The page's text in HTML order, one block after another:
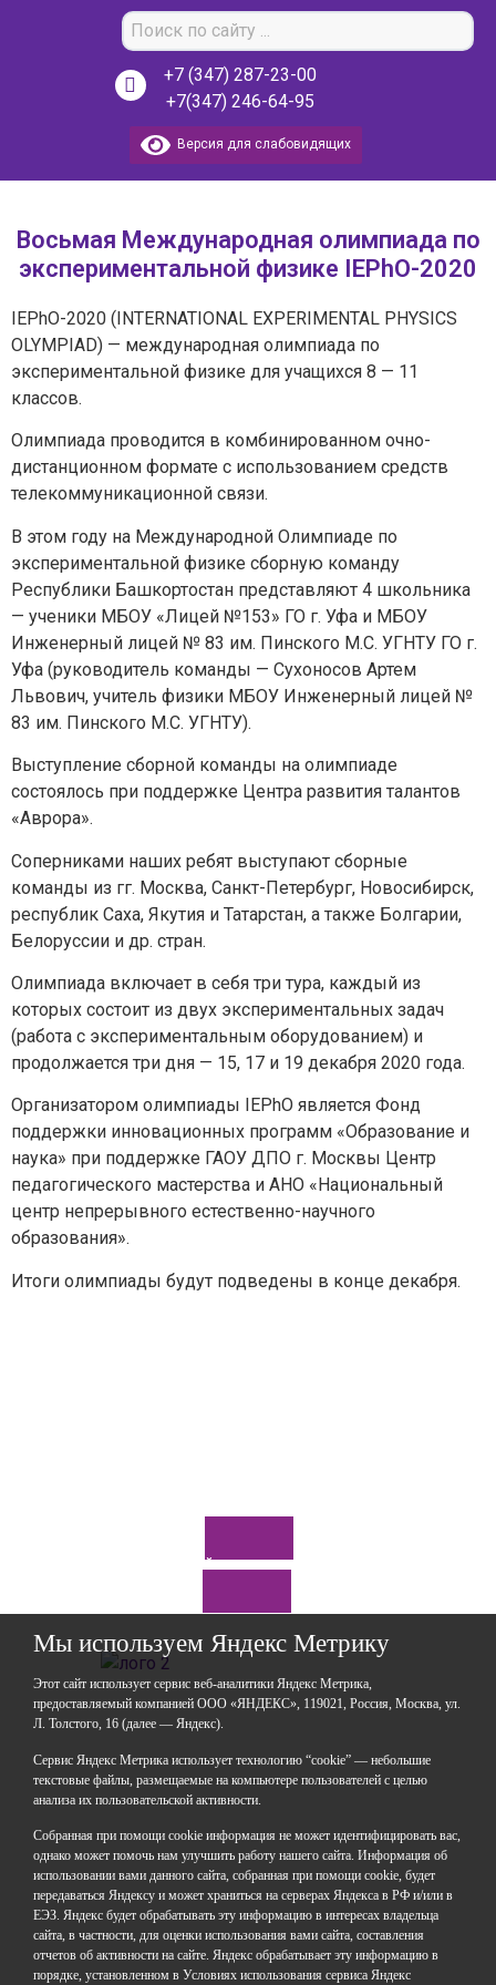
+7 (347) 287-23-00
+7(347) 246-64-95
Версия для слабовидящих
Восьмая Международная олимпиада по
экспериментальной физике IEPhO-2020
IEPhO-2020 (INTERNATIONAL EXPERIMENTAL PHYSICS
OLYMPIAD) — международная олимпиада по
экспериментальной физике для учащихся 8 — 11
классов.
Олимпиада проводится в комбинированном очно-
дистанционном формате с использованием средств
телекоммуникационной связи.
В этом году на Международной Олимпиаде по
экспериментальной физике сборную команду
Республики Башкортостан представляют 4 школьника
— ученики МБОУ «Лицей №153» ГО г. Уфа и МБОУ
Инженерный лицей № 83 им. Пинского М.С. УГНТУ ГО г.
Уфа (руководитель команды — Сухоносов Артем
Львович, учитель физики МБОУ Инженерный лицей №
83 им. Пинского М.С. УГНТУ).
Выступление сборной команды на олимпиаде
состоялось при поддержке Центра развития талантов
«Аврора».
Соперниками наших ребят выступают сборные
команды из гг. Москва, Санкт-Петербург, Новосибирск,
республик Саха, Якутия и Татарстан, а также Болгарии,
Белоруссии и др. стран.
Олимпиада включает в себя три тура, каждый из
которых состоит из двух экспериментальных задач
(работа с экспериментальным оборудованием) и
продолжается три дня — 15, 17 и 19 декабря 2020 года.
Организатором олимпиады IEPhO является Фонд
поддержки инновационных программ «Образование и
наука» при поддержке ГАОУ ДПО г. Москвы Центр
педагогического мастерства и АНО «Национальный
центр непрерывного естественно-научного
образования».
Итоги олимпиады будут подведены в конце декабря.
Задайте нам вопрос
Мы используем Яндекс Метрику
Этот сайт использует сервис веб-аналитики Яндекс Метрика,
предоставляемый компанией ООО «ЯНДЕКС», 119021, Россия, Москва, ул.
Л. Толстого, 16 (далее — Яндекс).
Сервис Яндекс Метрика использует технологию “cookie” — небольшие
текстовые файлы, размещаемые на компьютере пользователей с целью
анализа их пользовательской активности.
Собранная при помощи cookie информация не может идентифицировать вас,
однако может помочь нам улучшить работу нашего сайта. Информация об
использовании вами данного сайта, собранная при помощи cookie, будет
передаваться Яндексу и может храниться на серверах Яндекса в РФ и/или в
ЕЭЗ. Яндекс будет обрабатывать эту информацию в интересах владельца
сайта, в частности, для оценки использования вами сайта, составления
отчетов об активности на сайте. Яндекс обрабатывает эту информацию в
порядке, установленном в Условиях использования сервиса Яндекс
ГАОУДО «Центр развития талантов «Аврора»
ИНН: 0277946670
ОГРН: 119028008662
Юридический адрес: 450112, Российская Федерация,
город Уфа, улица Мира, дом 14
Фактический адрес: 450112, Российская Федерация,
Республика Башкортостан,
город Уфа, улица Мира, дом 14
+7 (347) 286-77-58 - отдел профильных смен
Задайте нам вопрос
Для заполнения данной формы включите
JavaScript в браузере.
Эл. почта*
Тема вопроса: *
Ваш вопрос *
*Нажимая кнопку «Отправить», я соглашаюсь наобработку моих